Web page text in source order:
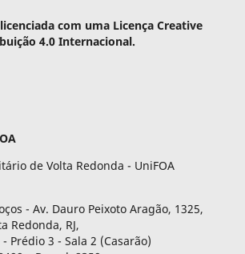
com uma Licença Creative
4.0 Internacional.
de Volta Redonda - UniFOA
- Av. Dauro Peixoto Aragão, 1325,
Redonda, RJ,
- Prédio 3 - Sala 2 (Casarão)